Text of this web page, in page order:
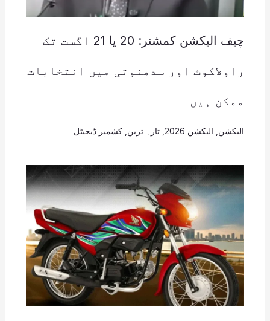
چیف الیکشن کمشنر: 20 یا 21 اگست تک
راولاکوٹ اور سدھنوتی میں انتخابات
ممکن ہیں
الیکشن الیکشن 2026 , تازہ ترین کشمیر ڈیجیٹل